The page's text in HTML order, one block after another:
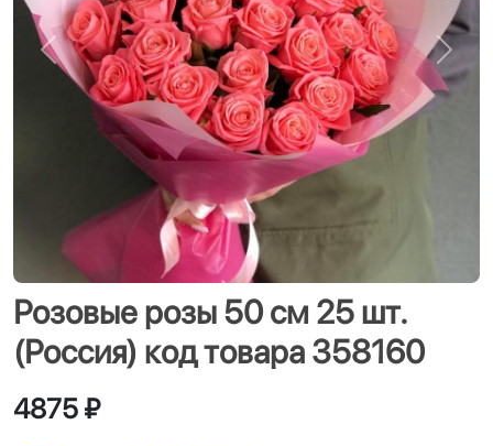
Назад
Розовые розы 50 см 25 шт.
(Россия) код товара 358160
4875 ₽